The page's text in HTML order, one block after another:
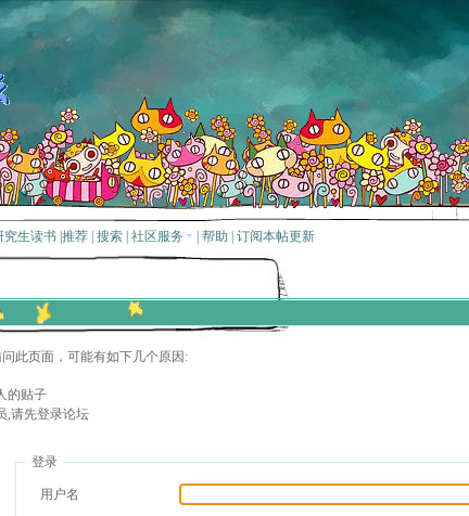
究生读书 推荐 搜索 社区服务 帮助 订阅本帖更新
此页面，可能有如下几个原因:
的贴子
,请先登录论坛
登录
用户名